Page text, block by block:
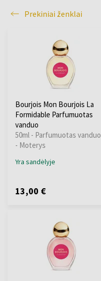
Prekiniai ženklai
Bourjois Mon Bourjois La
Formidable Parfumuotas
vanduo
50ml - Parfumuotas vanduo
- Moterys
Yra sandėlyje
13,00 €